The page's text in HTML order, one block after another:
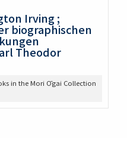
Irving ;
biographischen
Theodor
in the Mori Ōgai Collection